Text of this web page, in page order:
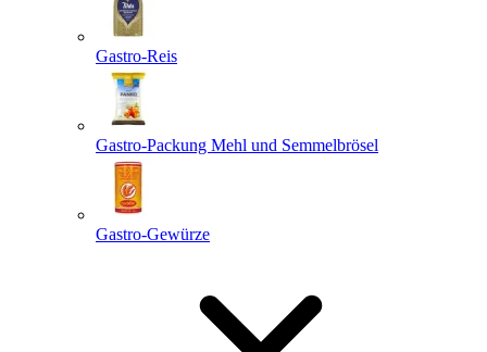
Gastro-Reis
Gastro-Packung Mehl und Semmelbrösel
Gastro-Gewürze